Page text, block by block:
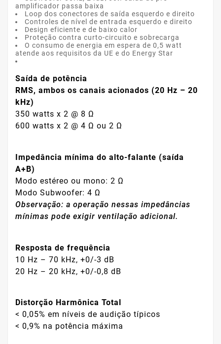
amplificador passa baixa
Loop dos conectores de saída esquerdo e direito
Controles de nível de entrada esquerdo e direito
Design eficiente e de baixo calor
Proteção contra curto-circuito e sobrecarga
O consumo de energia em espera de 0,5 watt
atende aos requisitos da UE e do Energy Star
Saída de potência
RMS, ambos os canais acionados (20 Hz – 20
kHz)
350 watts x 2 @ 8 Ω
600 watts x 2 @ 4 Ω ou 2 Ω
Impedância mínima do alto-falante (saída
A+B)
Modo estéreo ou mono: 2 Ω
Modo Subwoofer: 4 Ω
Observação: a operação nessas impedâncias
mínimas pode exigir ventilação adicional.
Resposta de frequência
10 Hz – 70 kHz, +0/-3 dB
20 Hz – 20 kHz, +0/-0,8 dB
Distorção Harmônica Total
< 0,05% em níveis de audição típicos
< 0,9% na potência máxima